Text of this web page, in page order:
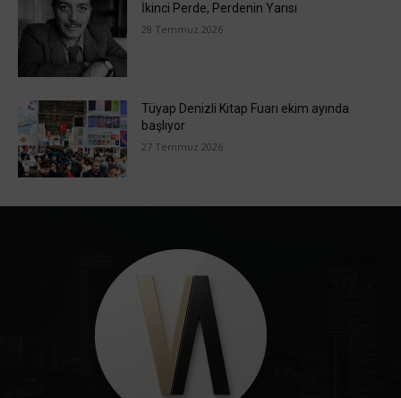
İkinci Perde, Perdenin Yarısı
28 Temmuz 2026
Tüyap Denizli Kitap Fuarı ekim ayında
başlıyor
27 Temmuz 2026